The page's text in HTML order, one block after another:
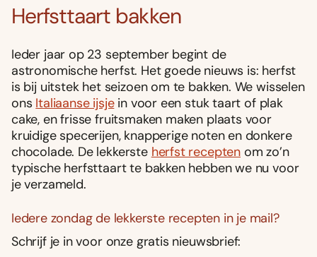
Herfsttaart bakken
Ieder jaar op 23 september begint de
astronomische herfst. Het goede nieuws is: herfst
is bij uitstek het seizoen om te bakken. We wisselen
ons Italiaanse ijsjein voor een stuk taart of plak
cake, en frisse fruitsmaken maken plaats voor
kruidige specerijen, knapperige noten en donkere
chocolade. De lekkerste herfst recepten om zo’n
typische herfsttaart te bakken hebben we nu voor
je verzameld.
Iedere zondag de lekkerste recepten in je mail?
Schrijf je in voor onze gratis nieuwsbrief: